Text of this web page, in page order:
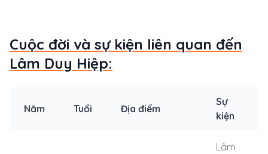
Cuộc đời và sự kiện liên quan đến
Lâm Duy Hiệp:
Năm Tuổi Địa điểm
Sự
kiện
Lâm